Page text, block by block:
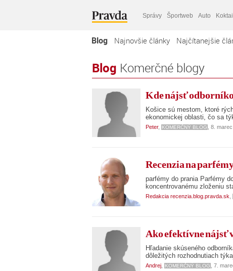
Správy Športweb Auto
Blog Najnovšie články Najčítanejšie
Blog Komerčné blogy
Kde nájsť
Košice sú mestom, ktoré
ekonomickej oblasti, čo sa
Peter, KOMERČNÝ BLOG , 8.
Recenzia na
parfémy do prania Parfémy
koncentrovanému zloženiu
Redakcia recenzia.blog.pravda.sk
Ako efektívne nájsť
Hľadanie skúseného
dôležitých rozhodnutiach
Andrej
KOMERČNÝ BLOG , 7.